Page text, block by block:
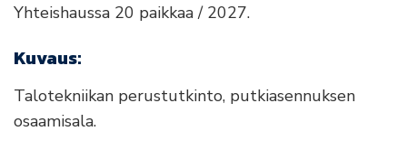
Yhteishaussa 20 paikkaa / 2027.
Kuvaus:
Talotekniikan perustutkinto, putkiasennuksen
osaamisala.